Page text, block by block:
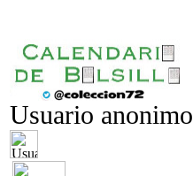
Usuario anonimo